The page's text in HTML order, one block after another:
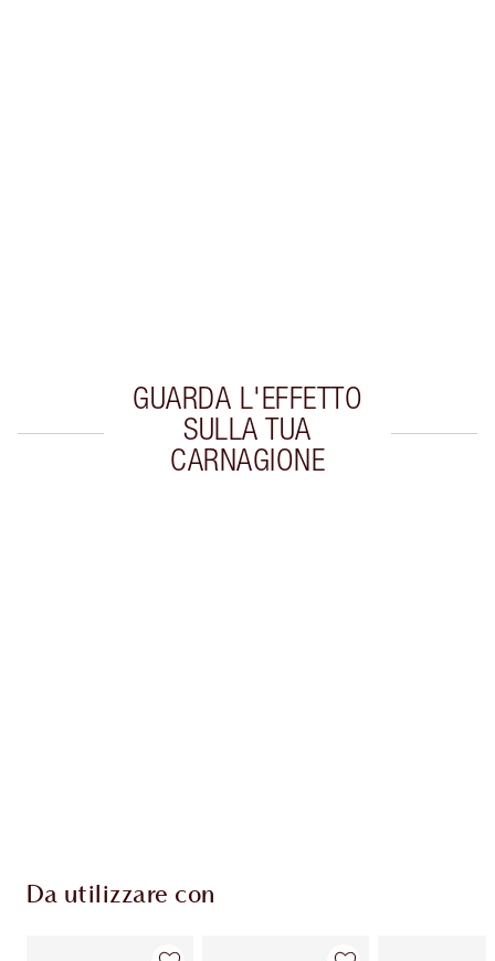
GUARDA L'EFFETTO
SULLA TUA
CARNAGIONE
Da utilizzare con